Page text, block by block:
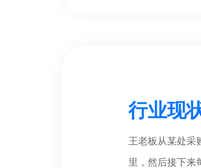
行业现
王老板从某处采
里，然后接下来